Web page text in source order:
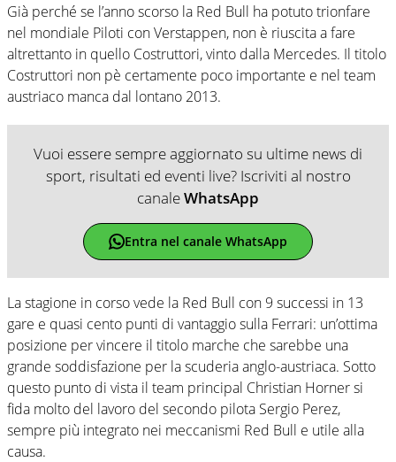
Già perché se l’anno scorso la Red Bull ha potuto trionfare
nel mondiale Piloti con Verstappen, non è riuscita a fare
altrettanto in quello Costruttori, vinto dalla Mercedes. Il titolo
Costruttori non pè certamente poco importante e nel team
austriaco manca dal lontano 2013.
Vuoi essere sempre aggiornato su ultime news di
sport, risultati ed eventi live? Iscriviti al nostro
canaleWhatsApp
Entra nel canale WhatsApp
La stagione in corso vede la Red Bull con 9 successi in 13
gare e quasi cento punti di vantaggio sulla Ferrari: un’ottima
posizione per vincere il titolo marche che sarebbe una
grande soddisfazione per la scuderia anglo-austriaca. Sotto
questo punto di vista il team principal Christian Horner si
fida molto del lavoro del secondo pilota Sergio Perez,
sempre più integrato nei meccanismi Red Bull e utile alla
causa.